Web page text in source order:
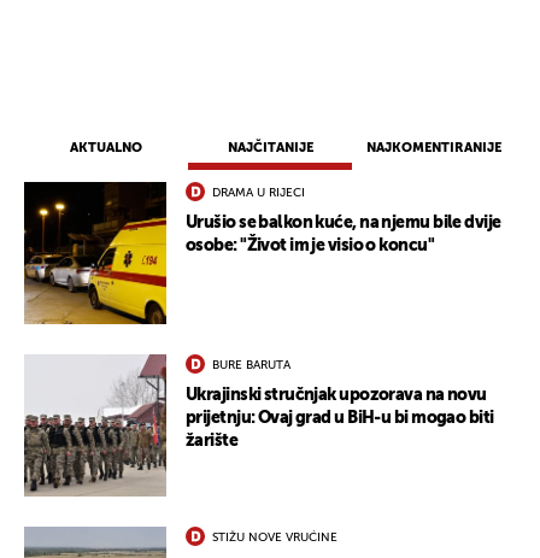
AKTUALNO NAJČITANIJE NAJKOMENTIRANIJE
DRAMA U RIJECI
Urušio se balkon kuće, na njemu bile dvije
osobe: "Život im je visio o koncu"
BURE BARUTA
Ukrajinski stručnjak upozorava na novu
prijetnju: Ovaj grad u BiH-u bi mogao biti
žarište
STIŽU NOVE VRUĆINE